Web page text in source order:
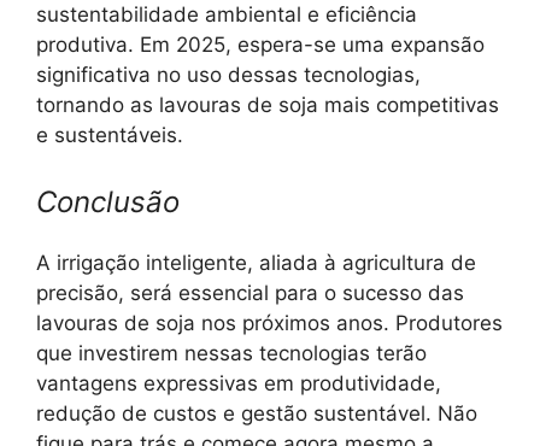
sustentabilidade ambiental e eficiência
produtiva. Em 2025, espera-se uma expansão
significativa no uso dessas tecnologias,
tornando as lavouras de soja mais competitivas
e sustentáveis.
Conclusão
A irrigação inteligente, aliada à agricultura de
precisão, será essencial para o sucesso das
lavouras de soja nos próximos anos. Produtores
que investirem nessas tecnologias terão
vantagens expressivas em produtividade,
redução de custos e gestão sustentável. Não